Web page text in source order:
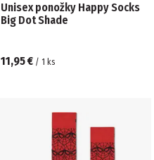
Unisex ponožky Happy Socks
Big Dot Shade
11,95 € / 1 ks